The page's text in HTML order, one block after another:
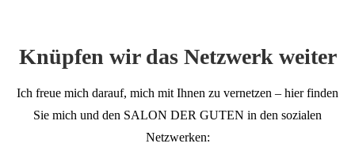
Knüpfen wir das Netzwerk weiter
Ich freue mich darauf, mich mit Ihnen zu vernetzen – hier finden
Sie mich und den SALON DER GUTEN in den sozialen
Netzwerken: